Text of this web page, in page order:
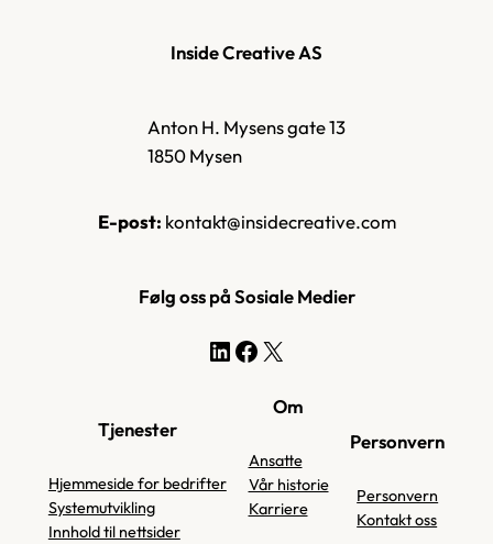
Inside Creative AS
Anton H. Mysens gate 13
1850 Mysen
E-post: kontakt@insidecreative.com
Følg oss på Sosiale Medier
LinkedIn Facebook X
Tjenester
Hjemmeside for bedrifter
Systemutvikling
Innhold til nettsider
Om
Ansatte
Vår historie
Karriere
Personvern
Personvern
Kontakt oss